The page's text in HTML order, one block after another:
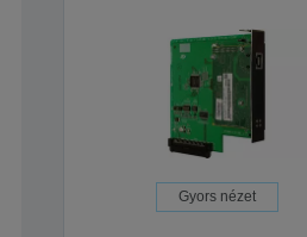
Gyors nézet